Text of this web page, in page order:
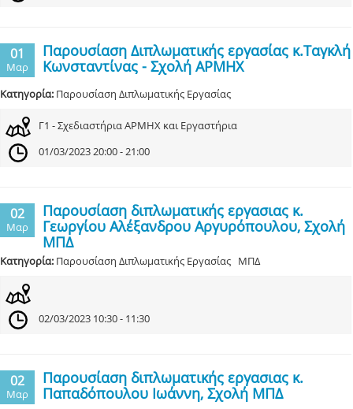
01
Μαρ
Παρουσίαση Διπλωματικής εργασίας κ.Ταγκλή
Κωνσταντίνας - Σχολή ΑΡΜΗΧ
Κατηγορία: Παρουσίαση Διπλωματικής Εργασίας
Γ1 - Σχεδιαστήρια ΑΡΜΗΧ και Εργαστήρια
01/03/2023 20:00 - 21:00
02
Μαρ
Παρουσίαση διπλωματικής εργασιας κ.
Γεωργίου Αλέξανδρου Αργυρόπουλου, Σχολή
ΜΠΔ
Κατηγορία: Παρουσίαση Διπλωματικής Εργασίας ΜΠΔ
02/03/2023 10:30 - 11:30
02
Μαρ
Παρουσίαση διπλωματικής εργασιας κ.
Παπαδόπουλου Ιωάννη, Σχολή ΜΠΔ